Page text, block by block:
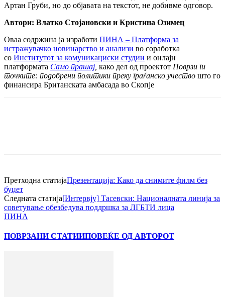
Артан Груби, но до објавата на текстот, не добивме одговор.
Автори: Влатко Стојановски и Кристина Озимец
Оваа содржина ја изработи ПИНА – Платформа за
истражувачко новинарство и анализи во соработка
со Институтот за комуникациски студии и онлајн
платформата Само прашај како дел од проектот Поврзи ги
точките: подобрени политики преку граѓанско учество што го
финансира Британската амбасада во Скопје
Претходна статијаПрезентација: Како да снимите филм без
буџет
Следната статија[Интервју] Тасевски: Националната линија за
советување oбезбедува поддршка за ЛГБТИ лица
ПИНА
ПОВРЗАНИ СТАТИИПОВЕЌЕ ОД АВТОРОТ